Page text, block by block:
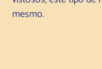
mesmo.